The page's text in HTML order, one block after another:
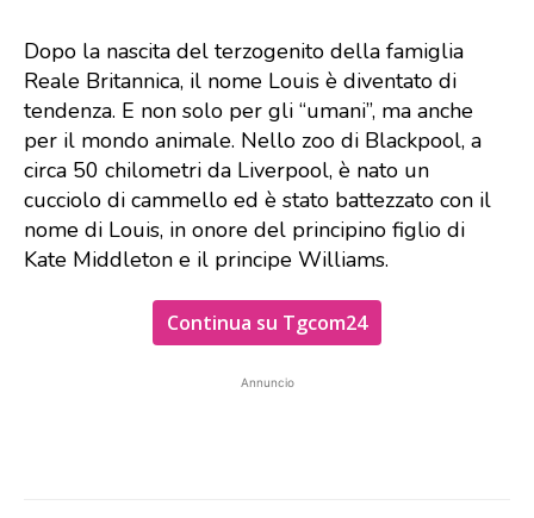
Dopo la nascita del terzogenito della famiglia
Reale Britannica, il nome Louis è diventato di
tendenza. E non solo per gli “umani”, ma anche
per il mondo animale. Nello zoo di Blackpool, a
circa 50 chilometri da Liverpool, è nato un
cucciolo di cammello ed è stato battezzato con il
nome di Louis, in onore del principino figlio di
Kate Middleton e il principe Williams.
Continua su Tgcom24
Annuncio